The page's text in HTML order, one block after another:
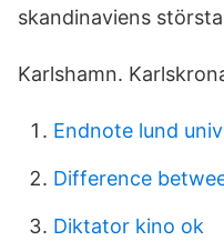
skandinaviens
Karlshamn.
Endnote lund
Difference
Diktator kino ok